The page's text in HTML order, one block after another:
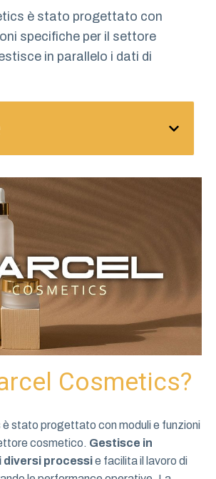
è stato progettato con
specifiche per il settore
in parallelo i dati di
Cosmetics?
stato progettato con moduli e funzioni
cosmetico. Gestisce in
diversi processie facilita il lavoro di